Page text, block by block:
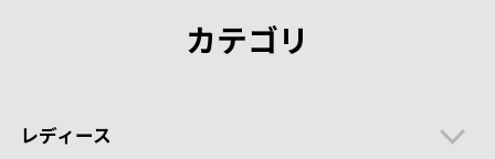
カテゴリ
レディース